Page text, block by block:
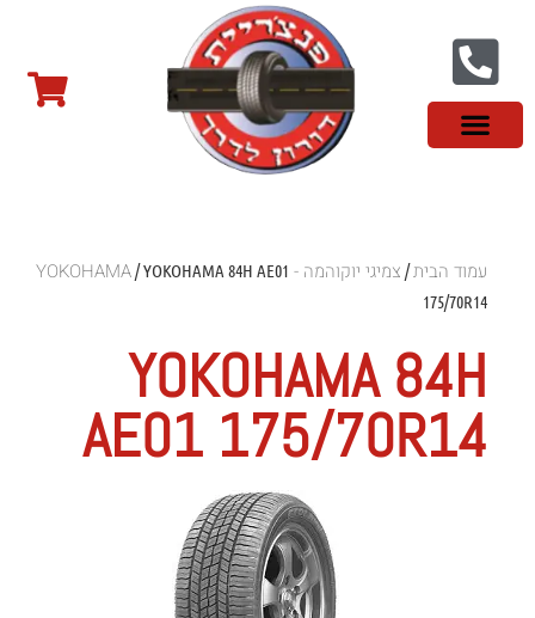
עמוד הבית/צמיגי יוקוהמה - YOKOHAMA/ YOKOHAMA 84H AE01
175/70R14
YOKOHAMA 84H
AE01 175/70R14